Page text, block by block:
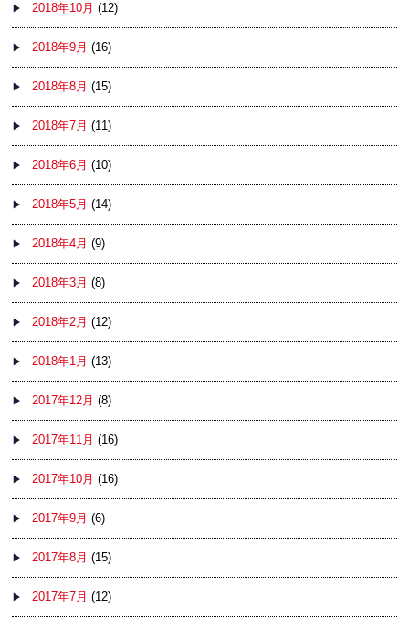
2018年10月 (12)
2018年9月 (16)
2018年8月 (15)
2018年7月 (11)
2018年6月 (10)
2018年5月 (14)
2018年4月 (9)
2018年3月 (8)
2018年2月 (12)
2018年1月 (13)
2017年12月 (8)
2017年11月 (16)
2017年10月 (16)
2017年9月 (6)
2017年8月 (15)
2017年7月 (12)